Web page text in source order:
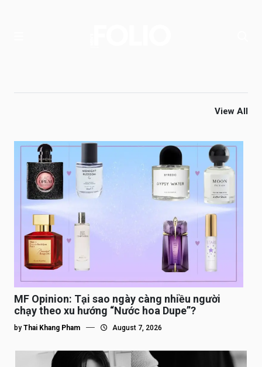
View All
MF Opinion: Tại sao ngày càng nhiều người
chạy theo xu hướng “Nước hoa Dupe”?
by Thai Khang Pham August 7, 2026